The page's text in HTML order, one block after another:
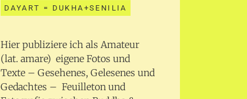
DAYART = DUKHA+SENILIA
Hier publiziere ich als Amateur
(lat. amare) eigene Fotos und
Texte – Gesehenes, Gelesenes und
Gedachtes – Feuilleton und